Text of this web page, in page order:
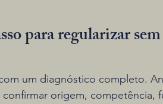
para regularizar
um diagnóstico completo.
origem, competência,